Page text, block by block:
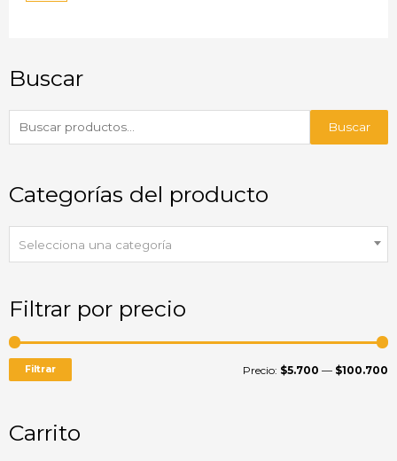
Buscar
Buscar
Categorías del producto
Selecciona una categoría
Filtrar por precio
Filtrar Precio: $5.700 — $100.700
Carrito